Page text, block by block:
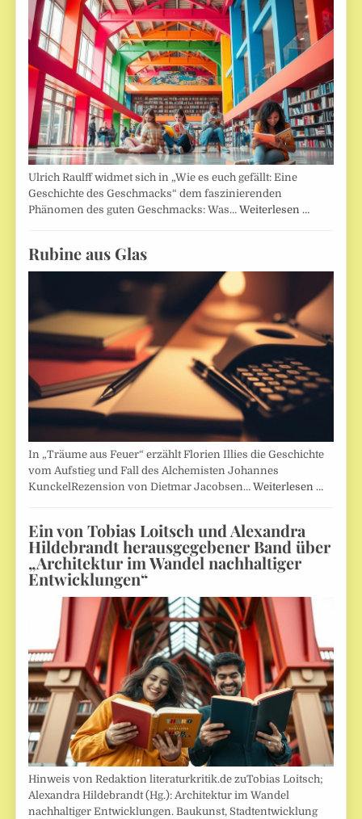
Ulrich Raulff widmet sich in „Wie es euch gefällt: Eine
Geschichte des Geschmacks“ dem faszinierenden
Phänomen des guten Geschmacks: Was…Weiterlesen …
Rubine aus Glas
In „Träume aus Feuer“ erzählt Florien Illies die Geschichte
vom Aufstieg und Fall des Alchemisten Johannes
KunckelRezension von Dietmar Jacobsen…Weiterlesen …
Ein von Tobias Loitsch und Alexandra
Hildebrandt herausgegebener Band über
„Architektur im Wandel nachhaltiger
Entwicklungen“
Hinweis von Redaktion literaturkritik.de zuTobias Loitsch;
Alexandra Hildebrandt (Hg.): Architektur im Wandel
nachhaltiger Entwicklungen. Baukunst, Stadtentwicklung